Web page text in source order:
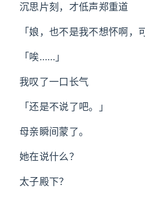
沉思片刻，才低声郑重道
「娘，也不是我不想怀啊，
「唉……」
我叹了一口长气
「还是不说了吧。」
母亲瞬间蒙了。
她在说什么？
太子殿下？